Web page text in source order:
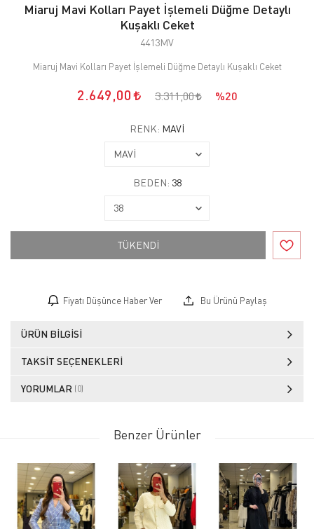
Miaruj Mavi Kolları Payet İşlemeli Düğme Detaylı
Kuşaklı Ceket
4413MV
Miaruj Mavi Kolları Payet İşlemeli Düğme Detaylı Kuşaklı Ceket
2.649,00 3.311,00 %20
RENK: MAVİ
BEDEN: 38
TÜKENDİ
Fiyatı Düşünce Haber Ver Bu Ürünü Paylaş
ÜRÜN BILGISI
TAKSIT SEÇENEKLERI
YORUMLAR (0)
Benzer Ürünler